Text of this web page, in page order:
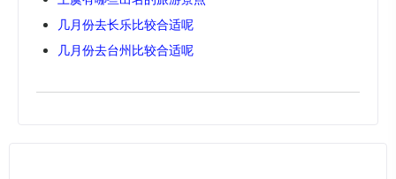
几月份去长乐比较合适呢
几月份去台州比较合适呢